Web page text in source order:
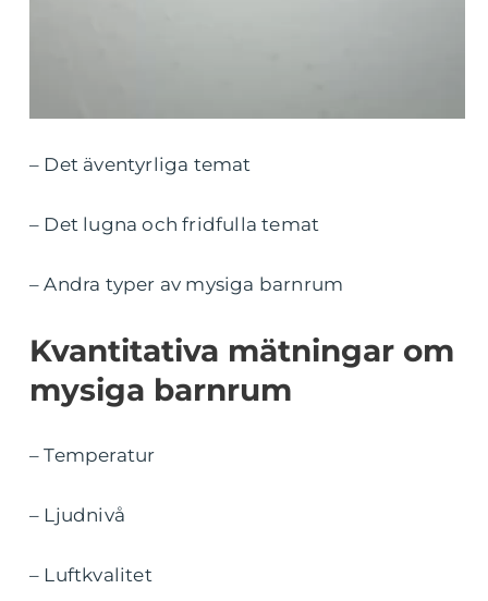
– Det äventyrliga temat
– Det lugna och fridfulla temat
– Andra typer av mysiga barnrum
Kvantitativa mätningar om
mysiga barnrum
– Temperatur
– Ljudnivå
– Luftkvalitet